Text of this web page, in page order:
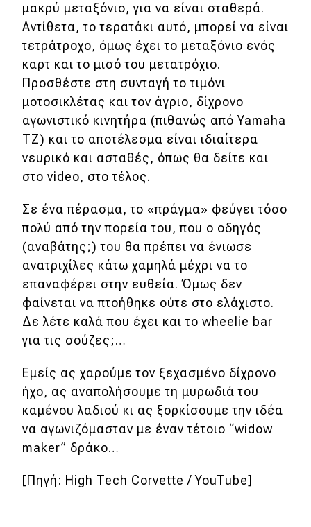
Νέα μοντέλα
Πρωτότυπα
Ελλάδα
Κόσμος
Τεχνολογία
Ασφάλεια
Αγορά
Test Drive
Δοκιμή
Αποστολή
Συγκρίνουμε
Αγώνες
Formula 1
WRC
μακρύ μεταξόνιο, για να είναι σταθερά.
Αντίθετα, το τερατάκι αυτό, μπορεί να είναι
τετράτροχο, όμως έχει το μεταξόνιο ενός
καρτ και το μισό του μετατρόχιο.
Προσθέστε στη συνταγή το τιμόνι
μοτοσικλέτας και τον άγριο, δίχρονο
αγωνιστικό κινητήρα (πιθανώς από Yamaha
TZ) και το αποτέλεσμα είναι ιδιαίτερα
νευρικό και ασταθές, όπως θα δείτε και
στο video, στο τέλος.
Σε ένα πέρασμα, το «πράγμα» φεύγει τόσο
πολύ από την πορεία του, που ο οδηγός
(αναβάτης;) του θα πρέπει να ένιωσε
ανατριχίλες κάτω χαμηλά μέχρι να το
επαναφέρει στην ευθεία. Όμως δεν
φαίνεται να πτοήθηκε ούτε στο ελάχιστο.
Δε λέτε καλά που έχει και το wheelie bar
για τις σούζες;…
Εμείς ας χαρούμε τον ξεχασμένο δίχρονο
ήχο, ας αναπολήσουμε τη μυρωδιά του
καμένου λαδιού κι ας ξορκίσουμε την ιδέα
να αγωνιζόμασταν με έναν τέτοιο “widow
maker” δράκο…
[Πηγή: High Tech Corvette / YouTube]